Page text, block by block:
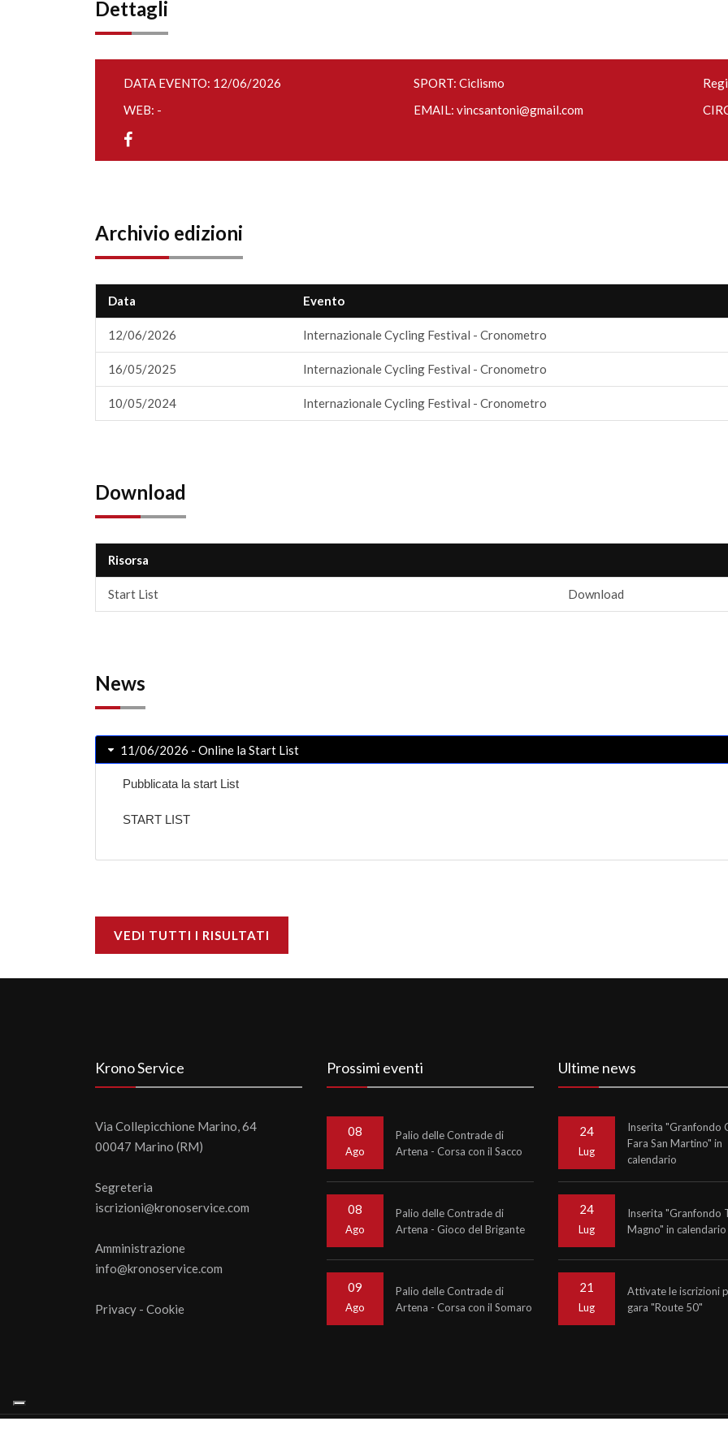
Dettagli
DATA EVENTO: 12/06/2026 SPORT: Ciclismo
WEB: -
EMAIL: vincsantoni@gmail.com
Archivio edizioni
Data Evento
12/06/2026 Internazionale Cycling Festival - Cronometro
16/05/2025 Internazionale Cycling Festival - Cronometro
10/05/2024 Internazionale Cycling Festival - Cronometro
Download
Risorsa
Start List Download
News
11/06/2026 - Online la Start List
Pubblicata la start List
START LIST
VEDI TUTTI I RISULTATI
Krono Service
Via Collepicchione Marino, 64
00047 Marino (RM)
Segreteria
iscrizioni@kronoservice.com
Amministrazione
info@kronoservice.com
Privacy - Cookie
Prossimi eventi
08
Ago
Palio delle Contrade di
Artena - Corsa con il Sacco
08
Ago
Palio delle Contrade di
Artena - Gioco del Brigante
09
Ago
Palio delle Contrade di
Artena - Corsa con il Somaro
Ultime news
24
Lug
Inserita "Granfondo
Fara San Martino" in
calendario
24
Lug
Inserita "Granfondo
Magno" in calendario
21
Lug
Attivate le iscrizioni
gara "Route 50"